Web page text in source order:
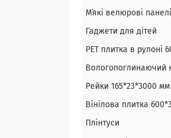
Мʼякі велюрові панелі
Гаджети для дітей
PET плитка в рулоні
Вологопоглинаючий
Рейки 165*23*3000 мм
Вінілова плитка
Плінтуси